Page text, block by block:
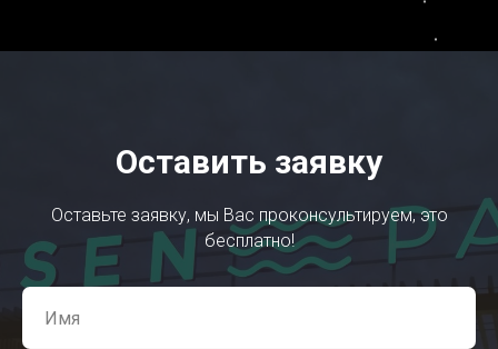
Оставить заявку
Оставьте заявку, мы Вас проконсультируем, это
бесплатно!